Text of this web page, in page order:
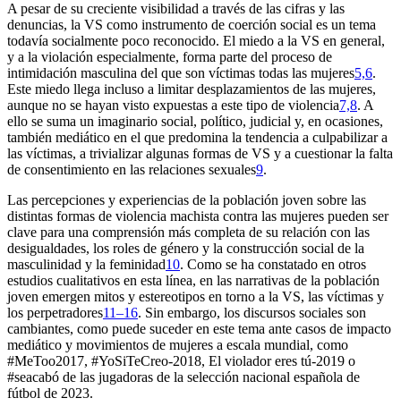
A pesar de su creciente visibilidad a través de las cifras y las
denuncias, la VS como instrumento de coerción social es un tema
todavía socialmente poco reconocido. El miedo a la VS en general,
y a la violación especialmente, forma parte del proceso de
intimidación masculina del que son víctimas todas las mujeres5,6.
Este miedo llega incluso a limitar desplazamientos de las mujeres,
aunque no se hayan visto expuestas a este tipo de violencia7,8. A
ello se suma un imaginario social, político, judicial y, en ocasiones,
también mediático en el que predomina la tendencia a culpabilizar a
las víctimas, a trivializar algunas formas de VS y a cuestionar la falta
de consentimiento en las relaciones sexuales9.
Las percepciones y experiencias de la población joven sobre las
distintas formas de violencia machista contra las mujeres pueden ser
clave para una comprensión más completa de su relación con las
desigualdades, los roles de género y la construcción social de la
masculinidad y la feminidad10. Como se ha constatado en otros
estudios cualitativos en esta línea, en las narrativas de la población
joven emergen mitos y estereotipos en torno a la VS, las víctimas y
los perpetradores11–16. Sin embargo, los discursos sociales son
cambiantes, como puede suceder en este tema ante casos de impacto
mediático y movimientos de mujeres a escala mundial, como
#MeToo2017, #YoSiTeCreo-2018, El violador eres tú-2019 o
#seacabó de las jugadoras de la selección nacional española de
fútbol de 2023.